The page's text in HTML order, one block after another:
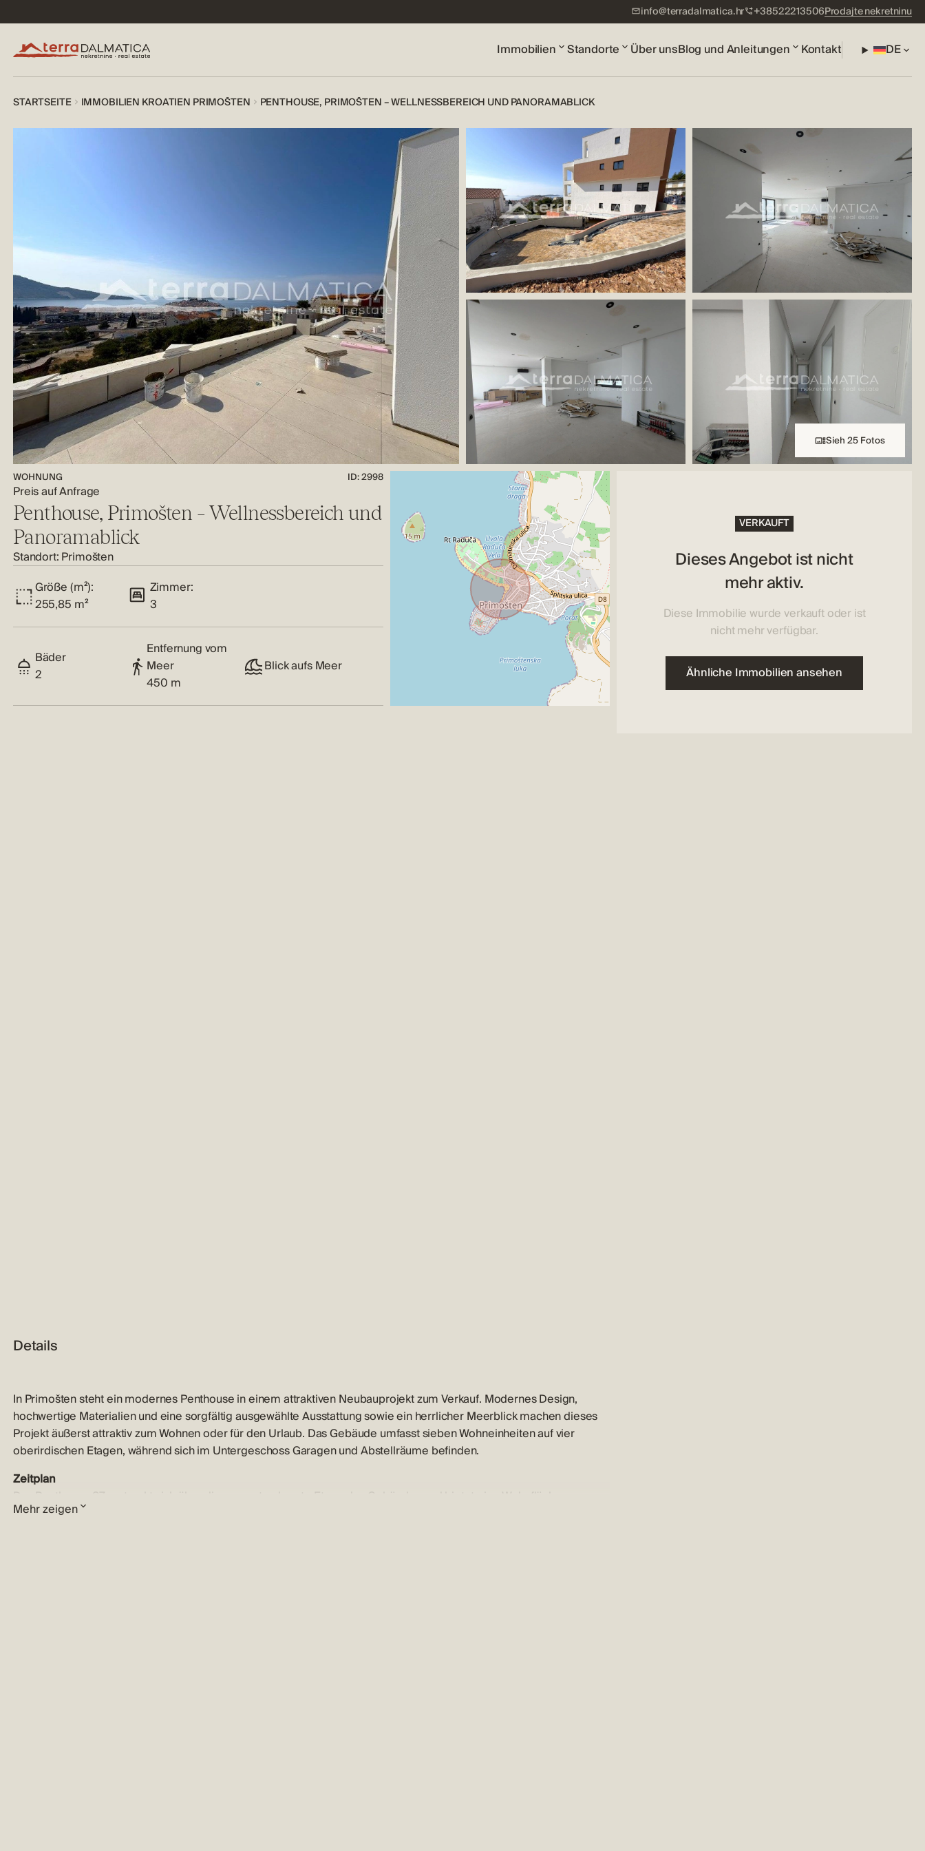
info@terradalmatica.hr +38522213506Prodajte nekretninu
Immobilien Standorte Über unsBlog und Anleitungen Kontakt DE
STARTSEITE IMMOBILIEN KROATIEN PRIMOŠTEN PENTHOUSE, PRIMOŠTEN – WELLNESSBEREICH UND PANORAMABLICK
Sieh 25 Fotos
WOHNUNG ID: 2998
Preis auf Anfrage
Penthouse, Primošten – Wellnessbereich und
Panoramablick
Standort:Primošten
Größe (m²):
255,85 m²
Zimmer:
3
Bäder
2
Entfernung vom
Meer
450 m
Blick aufs Meer
Details
In Primošten steht ein modernes Penthouse in einem attraktiven Neubauprojekt zum Verkauf. Modernes Design,
hochwertige Materialien und eine sorgfältig ausgewählte Ausstattung sowie ein herrlicher Meerblick machen dieses
Projekt äußerst attraktiv zum Wohnen oder für den Urlaub. Das Gebäude umfasst sieben Wohneinheiten auf vier
oberirdischen Etagen, während sich im Untergeschoss Garagen und Abstellräume befinden.
Zeitplan
Das Penthouse S7 erstreckt sich über die gesamte oberste Etage des Gebäudes und bietet eine Wohnfläche von
255,85 m². Die Wohnung verfügt über einen großzügigen, offenen Wohnbereich mit Küche, Esszimmer und
Mehr zeigen
VERKAUFT
Dieses Angebot ist nicht
mehr aktiv.
Diese Immobilie wurde verkauft oder ist
nicht mehr verfügbar.
Ähnliche Immobilien ansehen